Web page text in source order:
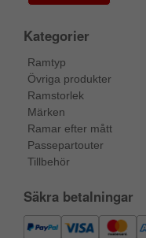
Kategorier
Ramtyp
Övriga produkter
Ramstorlek
Märken
Ramar efter mått
Passepartouter
Tillbehör
Säkra betalningar